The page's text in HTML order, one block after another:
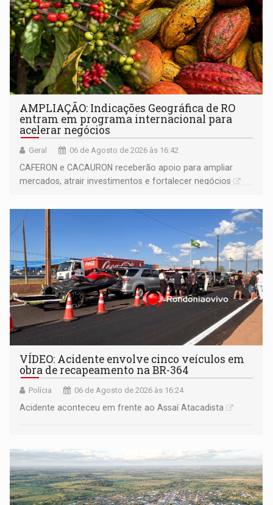
AMPLIAÇÃO: Indicações Geográfica de RO
entram em programa internacional para
acelerar negócios
Geral 06 de Agosto de 2026 às 16:42
CAFERON e CACAURON receberão apoio para ampliar
mercados, atrair investimentos e fortalecer negócios
VÍDEO: Acidente envolve cinco veículos em
obra de recapeamento na BR-364
Polícia 06 de Agosto de 2026 às 16:24
Acidente aconteceu em frente ao Assaí Atacadista